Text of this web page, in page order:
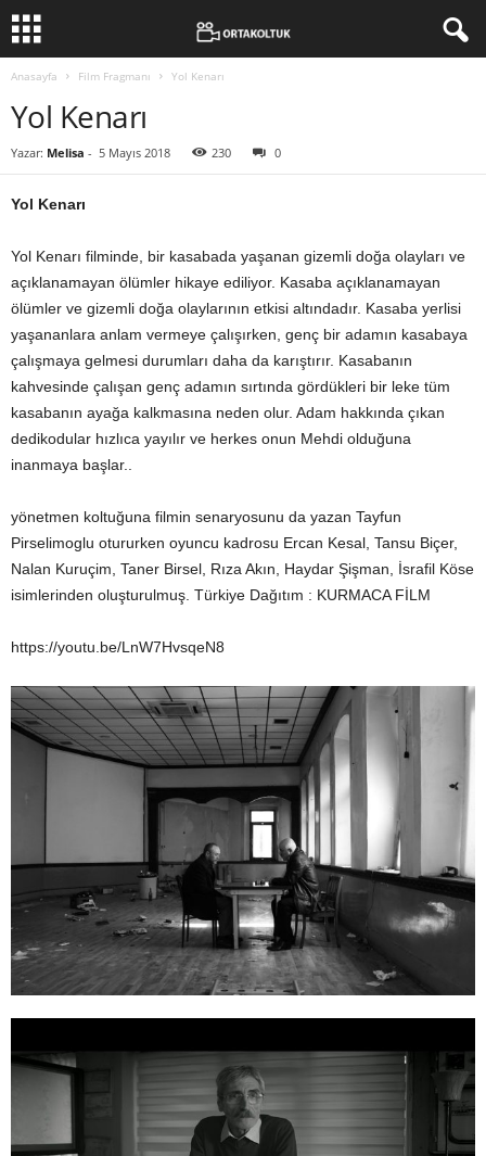
Anasayfa Film Fragmanı Yol Kenarı
Yol Kenarı
Yazar: Melisa - 5 Mayıs 2018 230 0
Yol Kenarı
Yol Kenarı filminde, bir kasabada yaşanan gizemli doğa olayları ve
açıklanamayan ölümler hikaye ediliyor. Kasaba açıklanamayan
ölümler ve gizemli doğa olaylarının etkisi altındadır. Kasaba yerlisi
yaşananlara anlam vermeye çalışırken, genç bir adamın kasabaya
çalışmaya gelmesi durumları daha da karıştırır. Kasabanın
kahvesinde çalışan genç adamın sırtında gördükleri bir leke tüm
kasabanın ayağa kalkmasına neden olur. Adam hakkında çıkan
dedikodular hızlıca yayılır ve herkes onun Mehdi olduğuna
inanmaya başlar..
yönetmen koltuğuna filmin senaryosunu da yazan Tayfun
Pirselimoglu otururken oyuncu kadrosu Ercan Kesal, Tansu Biçer,
Nalan Kuruçim, Taner Birsel, Rıza Akın, Haydar Şişman, İsrafil Köse
isimlerinden oluşturulmuş. Türkiye Dağıtım : KURMACA FİLM
https://youtu.be/LnW7HvsqeN8